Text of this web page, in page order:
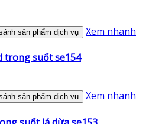
sản phẩm dịch vụ Xem nhanh
trong suốt se154
sản phẩm dịch vụ Xem nhanh